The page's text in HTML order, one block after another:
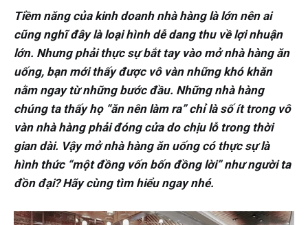
Tiềm năng của kinh doanh nhà hàng là lớn nên ai
cũng nghĩ đây là loại hình dễ dang thu về lợi nhuận
lớn. Nhưng phải thực sự bắt tay vào mở nhà hàng ăn
uống, bạn mới thấy được vô vàn những khó khăn
nằm ngay từ những bước đầu. Những nhà hàng
chúng ta thấy họ “ăn nên làm ra” chỉ là số ít trong vô
vàn nhà hàng phải đóng cửa do chịu lỗ trong thời
gian dài. Vậy mở nhà hàng ăn uống có thực sự là
hình thức “một đồng vốn bốn đồng lời” như người ta
đồn đại? Hãy cùng tìm hiểu ngay nhé.